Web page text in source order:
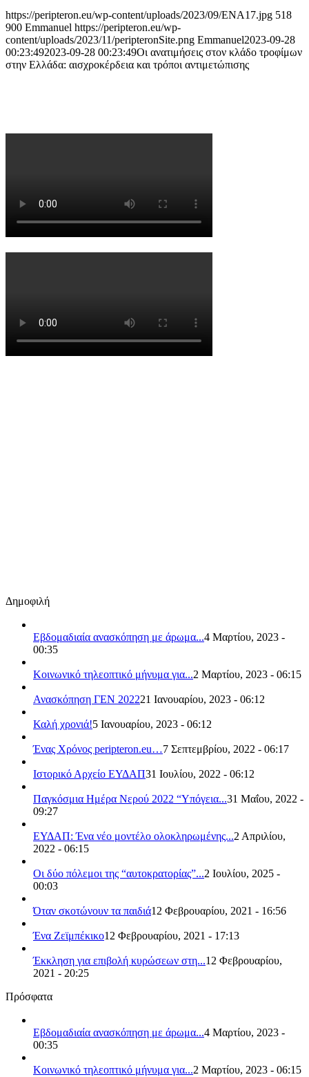
https://peripteron.eu/wp-content/uploads/2023/09/ENA17.jpg 518
900 Emmanuel https://peripteron.eu/wp-
content/uploads/2023/11/peripteronSite.png Emmanuel2023-09-28
00:23:492023-09-28 00:23:49Οι ανατιμήσεις στον κλάδο τροφίμων
στην Ελλάδα: αισχροκέρδεια και τρόποι αντιμετώπισης
Δημοφιλή
Εβδομαδιαία ανασκόπηση με άρωμα...4 Μαρτίου, 2023 -
00:35
Κοινωνικό τηλεοπτικό μήνυμα για...2 Μαρτίου, 2023 - 06:15
Ανασκόπηση ΓΕΝ 202221 Ιανουαρίου, 2023 - 06:12
Καλή χρονιά!5 Ιανουαρίου, 2023 - 06:12
Ένας Χρόνος peripteron.eu…7 Σεπτεμβρίου, 2022 - 06:17
Ιστορικό Αρχείο ΕΥΔΑΠ31 Ιουλίου, 2022 - 06:12
Παγκόσμια Ημέρα Νερού 2022 “Υπόγεια...31 Μαΐου, 2022 -
09:27
ΕΥΔΑΠ: Ένα νέο μοντέλο ολοκληρωμένης...2 Απριλίου,
2022 - 06:15
Οι δύο πόλεμοι της “αυτοκρατορίας”...2 Ιουλίου, 2025 -
00:03
Όταν σκοτώνουν τα παιδιά12 Φεβρουαρίου, 2021 - 16:56
Ένα Ζεϊμπέκικο12 Φεβρουαρίου, 2021 - 17:13
Έκκληση για επιβολή κυρώσεων στη...12 Φεβρουαρίου,
2021 - 20:25
Πρόσφατα
Εβδομαδιαία ανασκόπηση με άρωμα...4 Μαρτίου, 2023 -
00:35
Κοινωνικό τηλεοπτικό μήνυμα για...2 Μαρτίου, 2023 - 06:15